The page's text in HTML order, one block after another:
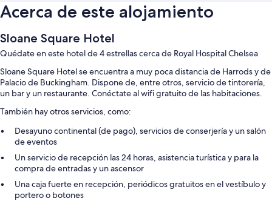
Acerca de este alojamiento
Sloane Square Hotel
Quédate en este hotel de 4 estrellas cerca de Royal Hospital Chelsea
Sloane Square Hotel se encuentra a muy poca distancia de Harrods y de
Palacio de Buckingham. Dispone de, entre otros, servicio de tintorería,
un bar y un restaurante. Conéctate al wifi gratuito de las habitaciones.
También hay otros servicios, como:
Desayuno continental (de pago), servicios de conserjería y un salón
de eventos
Un servicio de recepción las 24 horas, asistencia turística y para la
compra de entradas y un ascensor
Una caja fuerte en recepción, periódicos gratuitos en el vestíbulo y
portero o botones